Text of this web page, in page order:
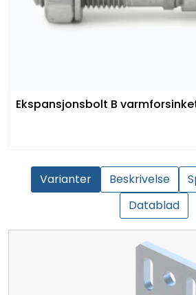
Ekspansjonsbolt B
Varianter Beskrivelse
Datablad